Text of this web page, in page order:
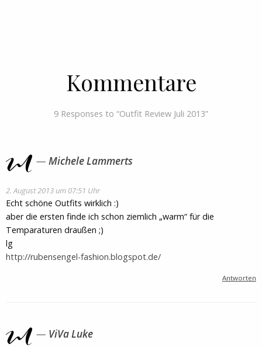
Kommentare
9 Responses to “Outfit Review Juli 2013”
Michele Lammerts
2. August 2013 um 07:51 Uhr
Echt schöne Outfits wirklich :)
aber die ersten finde ich schon ziemlich „warm“ für die
Temparaturen draußen ;)
lg
http://rubensengel-fashion.blogspot.de/
Antworten
ViVa Luke